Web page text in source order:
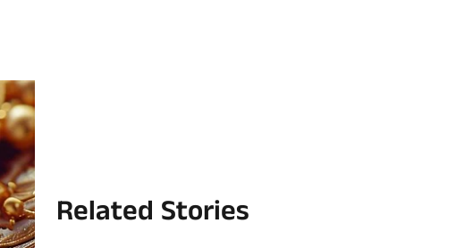
Related Stories